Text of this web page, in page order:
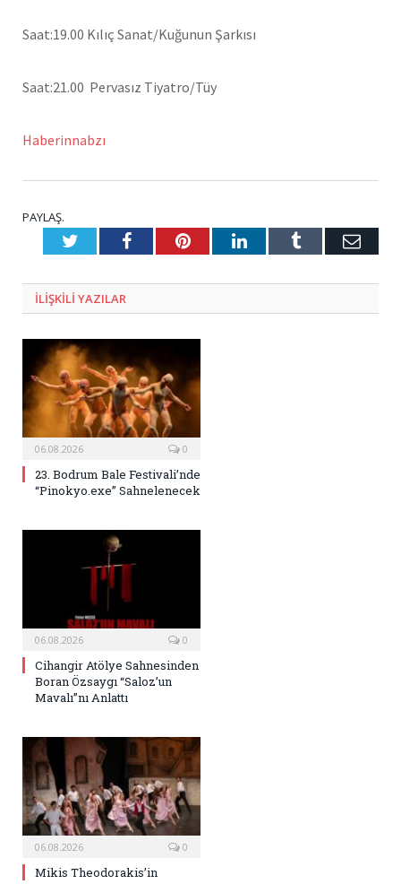
Saat:19.00 Kılıç Sanat/Kuğunun Şarkısı
Saat:21.00 Pervasız Tiyatro/Tüy
Haberinnabzı
PAYLAŞ.
TwitterFacebookPinterestLinkedInTumblr E-
ILIŞKILI YAZILAR
06.08.2026 0
23. Bodrum Bale Festivali’nde
“Pinokyo.exe” Sahnelenecek
06.08.2026 0
Cihangir Atölye Sahnesinden
Boran Özsaygı “Saloz’un
Mavalı”nı Anlattı
06.08.2026 0
Mikis Theodorakis’in